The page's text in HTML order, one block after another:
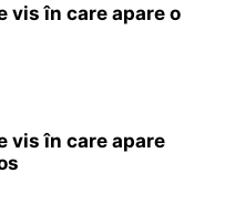
vis în care apare o
vis în care apare